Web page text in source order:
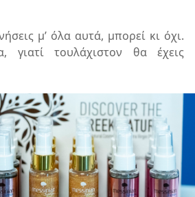
μ’ όλα αυτά, μπορεί κι όχι.
γιατί τουλάχιστον θα έχεις